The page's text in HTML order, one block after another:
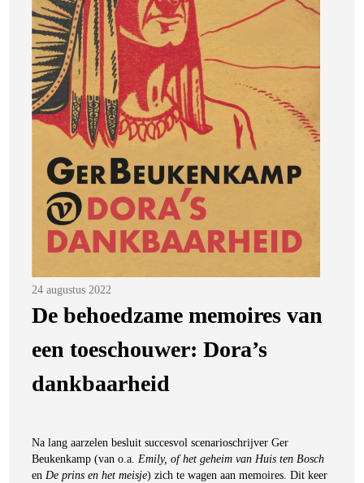
Posted
on
24 augustus 2022
De behoedzame memoires van
een toeschouwer: Dora’s
dankbaarheid
Na lang aarzelen besluit succesvol scenarioschrijver Ger
Beukenkamp (van o.a.Emily, of het geheim van Huis ten Bosch
enDe prins en het meisje) zich te wagen aan memoires. Dit keer